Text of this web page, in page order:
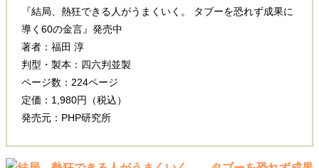
『結局、熱狂できる人がうまくいく。 タブーを恐れず成果に
導く60の金言』発売中
著者：福田 淳
判型・製本：四六判並製
ページ数：224ページ
定価：1,980円（税込）
発売元：PHP研究所